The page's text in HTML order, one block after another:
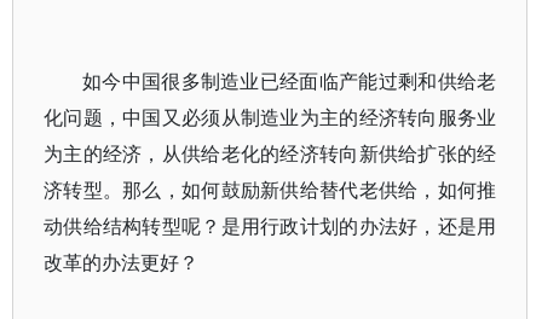
如今中国很多制造业已经面临产能过剩和供给老
化问题，中国又必须从制造业为主的经济转向服务业
为主的经济，从供给老化的经济转向新供给扩张的经
济转型。那么，如何鼓励新供给替代老供给，如何推
动供给结构转型呢？是用行政计划的办法好，还是用
改革的办法更好？